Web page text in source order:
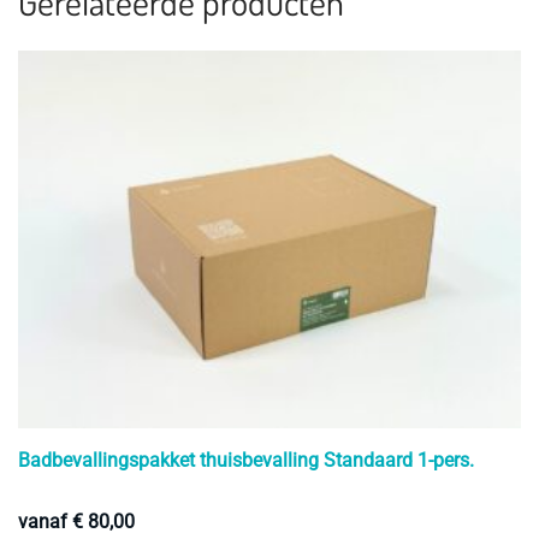
Badbevallingspakket thuisbevalling Standaard 1-pers.
vanaf € 80,00